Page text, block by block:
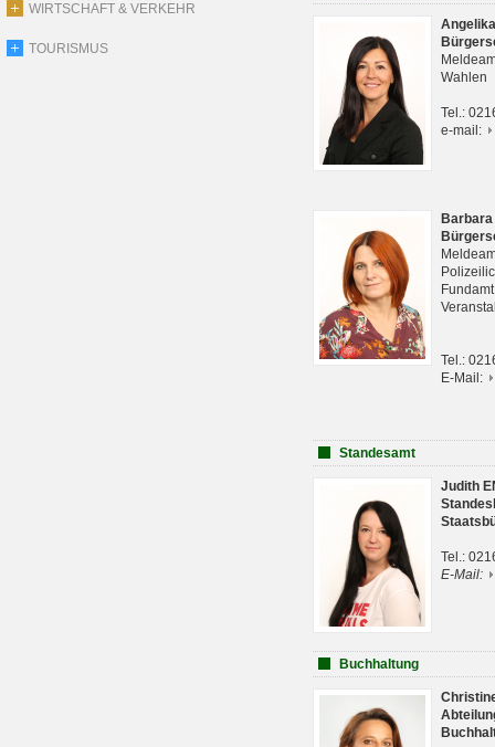
WIRTSCHAFT & VERKEHR
TOURISMUS
Wahlen
Tel.:
e-mail:
Tel.:
E-Mail:
Standesamt
Judith
Tel.:
E-Mail:
Buchhaltung